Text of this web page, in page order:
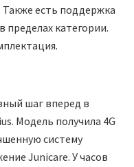
Также есть поддержка
категории.
шаг вперед в
Модель получила 4G
систему
Junicare. У часов